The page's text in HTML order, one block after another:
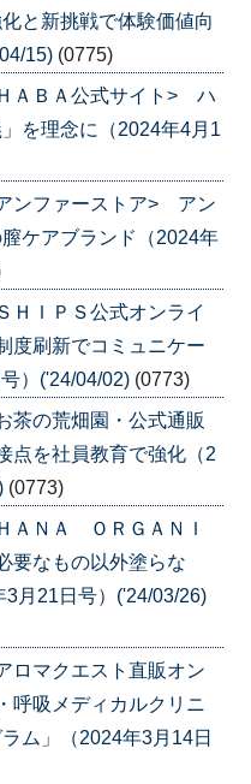
と新挑戦で体験価値向
15) (0775)
ＡＢＡ公式サイト> ハ
を理念に（2024年4月1
ンファーストア> アン
ケアブランド（2024年
ＨＩＰＳ公式オンライ
刷新でコミュニケー
）('24/04/02) (0773)
茶の荒畑園・公式通販
を社員教育で強化（2
(0773)
ＡＮＡ ＯＲＧＡＮＩ
要なもの以外塗らな
月21日号）('24/03/26)
ロマクエスト直販オン
吸メディカルクリニ
ム」（2024年3月14日